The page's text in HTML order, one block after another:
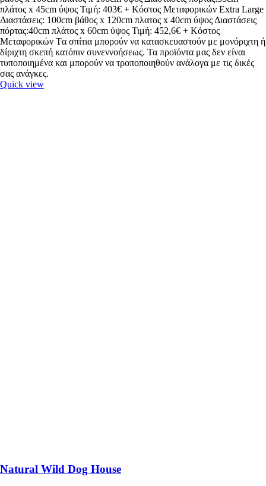
πλάτος x 45cm ύψος Τιμή: 403€ + Κόστος Μεταφορικών Extra Large
Διαστάσεις: 100cm βάθος x 120cm πλατος x 40cm ύψος Διαστάσεις
πόρτας:40cm πλάτος x 60cm ύψος Τιμή: 452,6€ + Κόστος
Μεταφορικών Tα σπίτια μπορούν να κατασκευαστούν με μονόριχτη ή
δίριχτη σκεπή κατόπιν συνεννοήσεως. Τα προϊόντα μας δεν είναι
τυποποιημένα και μπορούν να τροποποιηθούν ανάλογα με τις δικές
σας ανάγκες.
Quick view
Natural Wild Dog House